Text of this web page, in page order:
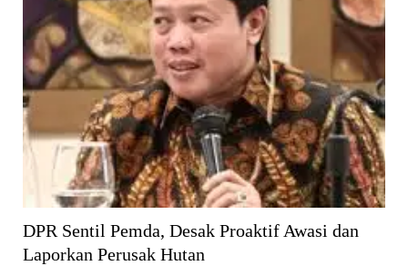
DPR Sentil Pemda, Desak Proaktif Awasi dan
Laporkan Perusak Hutan